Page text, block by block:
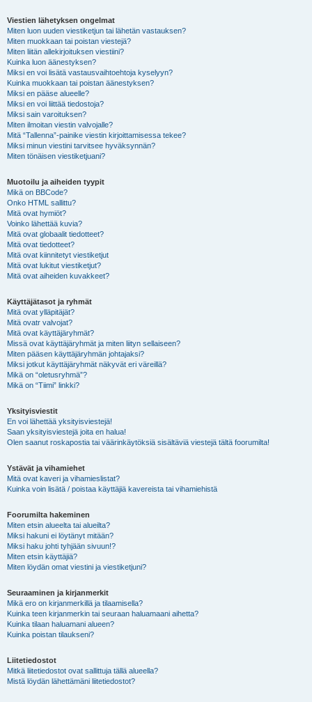
Viestien lähetyksen ongelmat
Miten luon uuden viestiketjun tai lähetän vastauksen?
Miten muokkaan tai poistan viestejä?
Miten liitän allekirjoituksen viestiini?
Kuinka luon äänestyksen?
Miksi en voi lisätä vastausvaihtoehtoja kyselyyn?
Kuinka muokkaan tai poistan äänestyksen?
Miksi en pääse alueelle?
Miksi en voi liittää tiedostoja?
Miksi sain varoituksen?
Miten ilmoitan viestin valvojalle?
Mitä “Tallenna”-painike viestin kirjoittamisessa tekee?
Miksi minun viestini tarvitsee hyväksynnän?
Miten tönäisen viestiketjuani?
Muotoilu ja aiheiden tyypit
Mikä on BBCode?
Onko HTML sallittu?
Mitä ovat hymiöt?
Voinko lähettää kuvia?
Mitä ovat globaalit tiedotteet?
Mitä ovat tiedotteet?
Mitä ovat kiinnitetyt viestiketjut
Mitä ovat lukitut viestiketjut?
Mitä ovat aiheiden kuvakkeet?
Käyttäjätasot ja ryhmät
Mitä ovat ylläpitäjät?
Mitä ovatr valvojat?
Mitä ovat käyttäjäryhmät?
Missä ovat käyttäjäryhmät ja miten liityn sellaiseen?
Miten pääsen käyttäjäryhmän johtajaksi?
Miksi jotkut käyttäjäryhmät näkyvät eri väreillä?
Mikä on “oletusryhmä”?
Mikä on “Tiimi” linkki?
Yksityisviestit
En voi lähettää yksityisviestejä!
Saan yksityisviestejä joita en halua!
Olen saanut roskapostia tai väärinkäytöksiä sisältäviä viestejä tältä foorumilta!
Ystävät ja vihamiehet
Mitä ovat kaveri ja vihamieslistat?
Kuinka voin lisätä / poistaa käyttäjiä kavereista tai vihamiehistä
Foorumilta hakeminen
Miten etsin alueelta tai alueilta?
Miksi hakuni ei löytänyt mitään?
Miksi haku johti tyhjään sivuun!?
Miten etsin käyttäjiä?
Miten löydän omat viestini ja viestiketjuni?
Seuraaminen ja kirjanmerkit
Mikä ero on kirjanmerkillä ja tilaamisella?
Kuinka teen kirjanmerkin tai seuraan haluamaani aihetta?
Kuinka tilaan haluamani alueen?
Kuinka poistan tilaukseni?
Liitetiedostot
Mitkä liitetiedostot ovat sallittuja tällä alueella?
Mistä löydän lähettämäni liitetiedostot?